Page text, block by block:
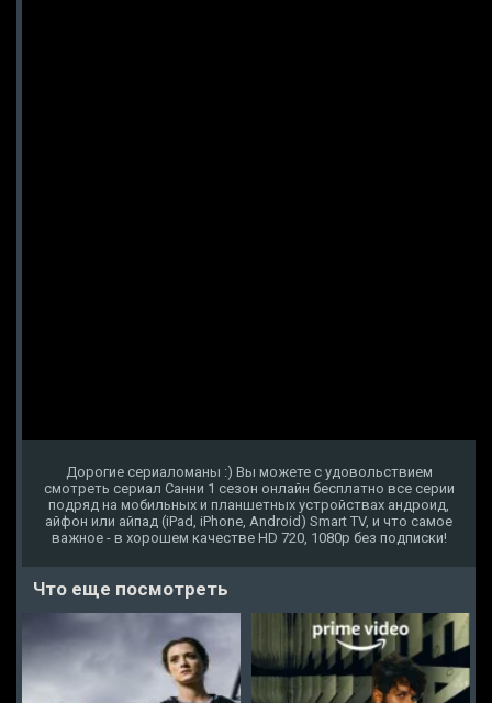
Дорогие сериаломаны :) Вы можете с удовольствием
смотреть сериал Санни 1 сезон онлайн бесплатно все серии
подряд на мобильных и планшетных устройствах андроид,
айфон или айпад (iPad, iPhone, Android) Smart TV, и что самое
важное - в хорошем качестве HD 720, 1080p без подписки!
Что еще посмотреть